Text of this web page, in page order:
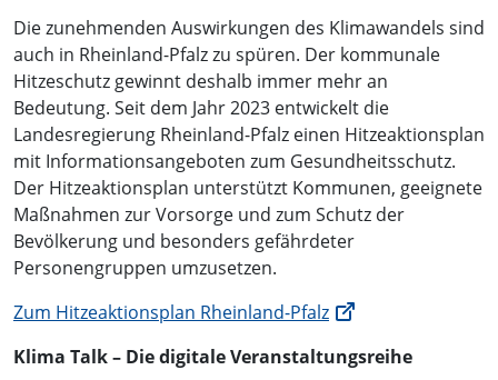
Die zunehmenden Auswirkungen des Klimawandels sind
auch in Rheinland-Pfalz zu spüren. Der kommunale
Hitzeschutz gewinnt deshalb immer mehr an
Bedeutung. Seit dem Jahr 2023 entwickelt die
Landesregierung Rheinland-Pfalz einen Hitzeaktionsplan
mit Informationsangeboten zum Gesundheitsschutz.
Der Hitzeaktionsplan unterstützt Kommunen, geeignete
Maßnahmen zur Vorsorge und zum Schutz der
Bevölkerung und besonders gefährdeter
Personengruppen umzusetzen.
Zum Hitzeaktionsplan Rheinland-Pfalz
Klima Talk – Die digitale Veranstaltungsreihe